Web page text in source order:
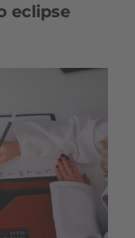
eclipse